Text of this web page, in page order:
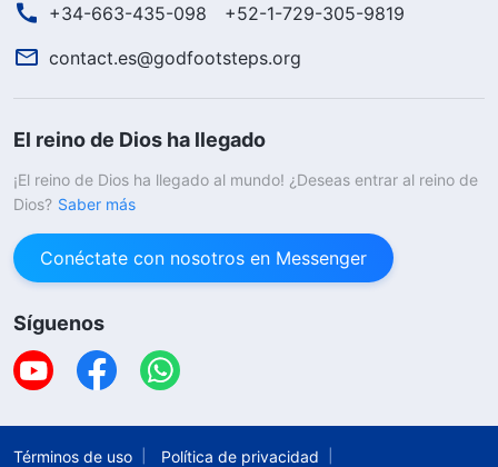
+34-663-435-098
+52-1-729-305-9819
contact.es@godfootsteps.org
El reino de Dios ha llegado
¡El reino de Dios ha llegado al mundo! ¿Deseas entrar al reino de
Dios? Saber más
Conéctate con nosotros en Messenger
Síguenos
Términos de uso Política de privacidad